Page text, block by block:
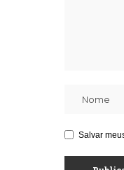
Salvar